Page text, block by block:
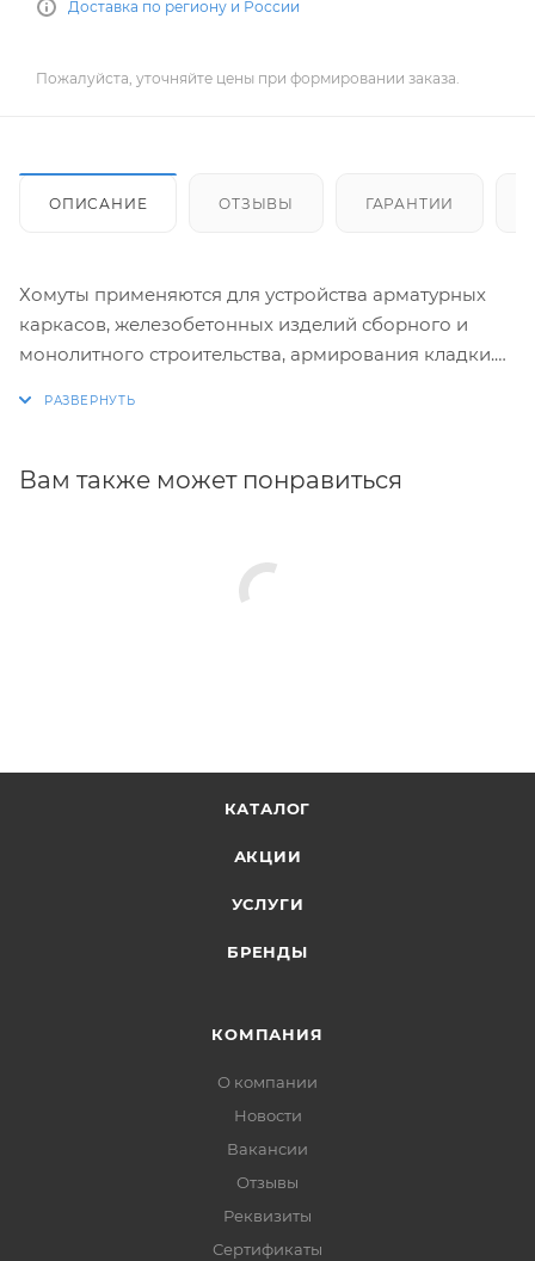
Доставка по региону и России
Пожалуйста, уточняйте цены при формировании заказа.
ОПИСАНИЕ ОТЗЫВЫ ГАРАНТИИ
Хомуты применяются для устройства арматурных
каркасов, железобетонных изделий сборного и
монолитного строительства, армирования кладки.
строго выдержаны, благодаря автоматизации
Вам также может понравиться
КАТАЛОГ
АКЦИИ
УСЛУГИ
БРЕНДЫ
КОМПАНИЯ
О компании
Новости
Вакансии
Отзывы
Реквизиты
Сертификаты